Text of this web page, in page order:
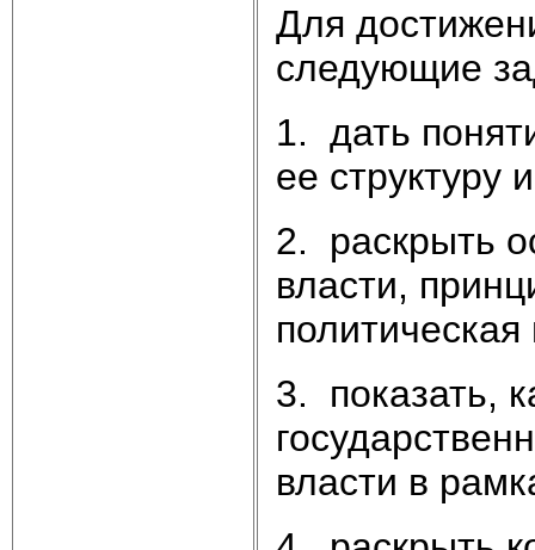
Для
следующие
1. дать
ее структуру
2. раскрыть
власти,
3. показать,
власти в